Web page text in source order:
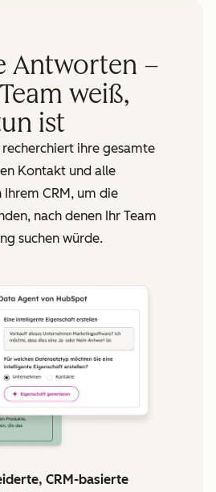
Antworten –
weiß,
ist
ihre gesamte
Kontakt und alle
Ihrem CRM, um die
nach denen Ihr Team
suchen würde.
CRM-basierte